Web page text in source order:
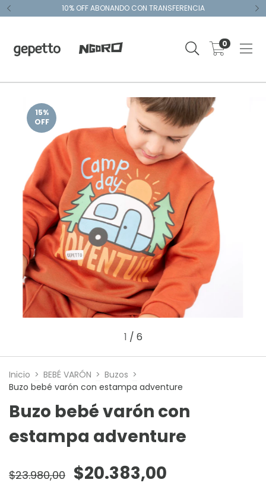
10% OFF ABONANDO CON TRANSFERENCIA
0
15%
OFF
1 / 6
Inicio > BEBÉ VARÓN > Buzos >
Buzo bebé varón con estampa adventure
Buzo bebé varón con
estampa adventure
$23.980,00 $20.383,00